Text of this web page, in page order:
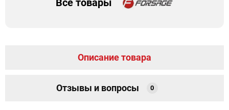
Описание товара
Отзывы и вопросы 0